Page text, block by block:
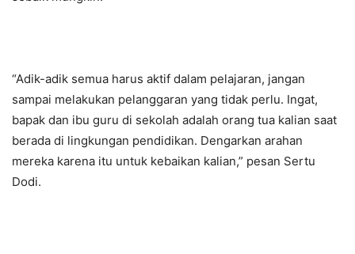
“Adik-adik semua harus aktif dalam pelajaran, jangan
sampai melakukan pelanggaran yang tidak perlu. Ingat,
bapak dan ibu guru di sekolah adalah orang tua kalian saat
berada di lingkungan pendidikan. Dengarkan arahan
mereka karena itu untuk kebaikan kalian,” pesan Sertu
Dodi.